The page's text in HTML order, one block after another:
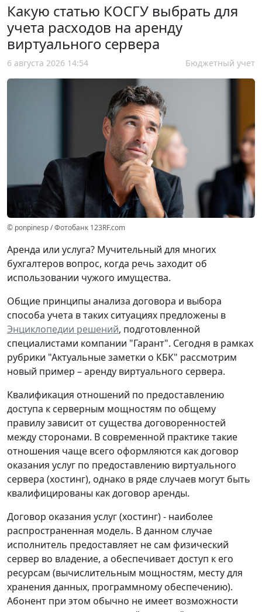
Какую статью КОСГУ выбрать для
учета расходов на аренду
виртуального сервера
6 августа 2026 14:54 Бюджетный учет
© ponpinesp / Фотобанк 123RF.com
Аренда или услуга? Мучительный для многих
бухгалтеров вопрос, когда речь заходит об
использовании чужого имущества.
Общие принципы анализа договора и выбора
способа учета в таких ситуациях предложены в
Энциклопедии решений, подготовленной
специалистами компании "Гарант". Сегодня в рамках
рубрики "Актуальные заметки о КБК" рассмотрим
новый пример – аренду виртуального сервера.
Квалификация отношений по предоставлению
доступа к серверным мощностям по общему
правилу зависит от существа договоренностей
между сторонами. В современной практике такие
отношения чаще всего оформляются как договор
оказания услуг по предоставлению виртуального
сервера (хостинг), однако в ряде случаев могут быть
квалифицированы как договор аренды.
Договор оказания услуг (хостинг) - наиболее
распространенная модель. В данном случае
исполнитель предоставляет не сам физический
сервер во владение, а обеспечивает доступ к его
ресурсам (вычислительным мощностям, месту для
хранения данных, программному обеспечению).
Абонент при этом обычно не имеет возможности